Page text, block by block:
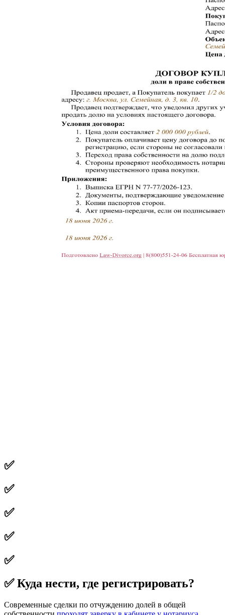
✅
✅
✅
✅
✅
✅ Куда нести, где регистрировать?
Современные сделки по отчуждению долей в общей